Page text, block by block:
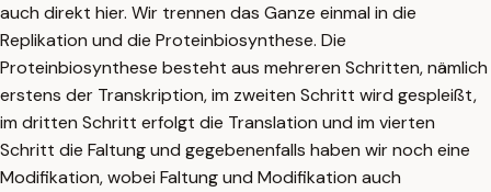
auch direkt hier. Wir trennen das Ganze einmal in die
Replikation und die Proteinbiosynthese. Die
Proteinbiosynthese besteht aus mehreren Schritten, nämlich
erstens der Transkription, im zweiten Schritt wird gespleißt,
im dritten Schritt erfolgt die Translation und im vierten
Schritt die Faltung und gegebenenfalls haben wir noch eine
Modifikation, wobei Faltung und Modifikation auch